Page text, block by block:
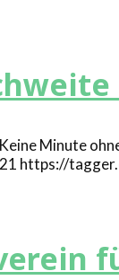
https://